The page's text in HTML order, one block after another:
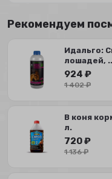
Рекомендуем
Идальго:
лошадей,
924 ₽
1 402₽
В коня
л.
720₽
1 136₽